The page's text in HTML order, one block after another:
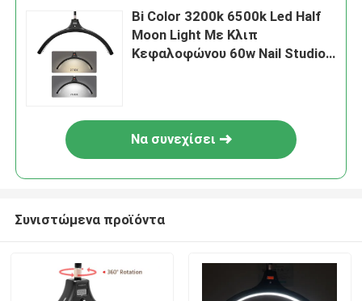
Bi Color 3200k 6500k Led Half
Moon Light Με Κλιπ
Κεφαλοφώνου 60w Nail Studio
Να συνεχίσει
Συνιστώμενα προϊόντα